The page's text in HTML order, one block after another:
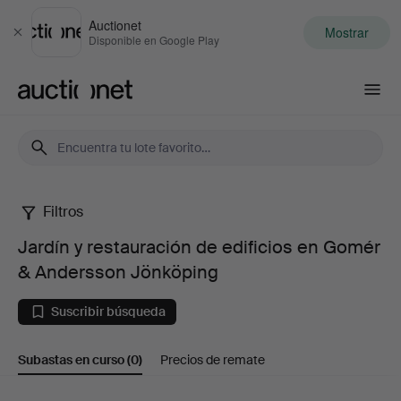
Cerrar
Auctionet
Disponible en Google Play Mostrar
Jardín
restauración
de
Filtros
Jardín y restauración de edificios en Gomér
& Andersson Jönköping
Suscribir búsqueda
Subastas en curso(0) Precios de remate